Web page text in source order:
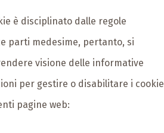
è disciplinato dalle regole
parti medesime, pertanto, si
visione delle informative
per gestire o disabilitare i cookie
pagine web: